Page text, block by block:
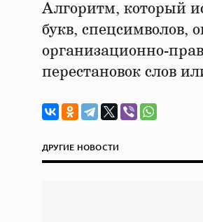
Алгоритм, который
букв, спецсимволов,
организационно-
перестановок слов
ДРУГИЕ НОВОСТИ